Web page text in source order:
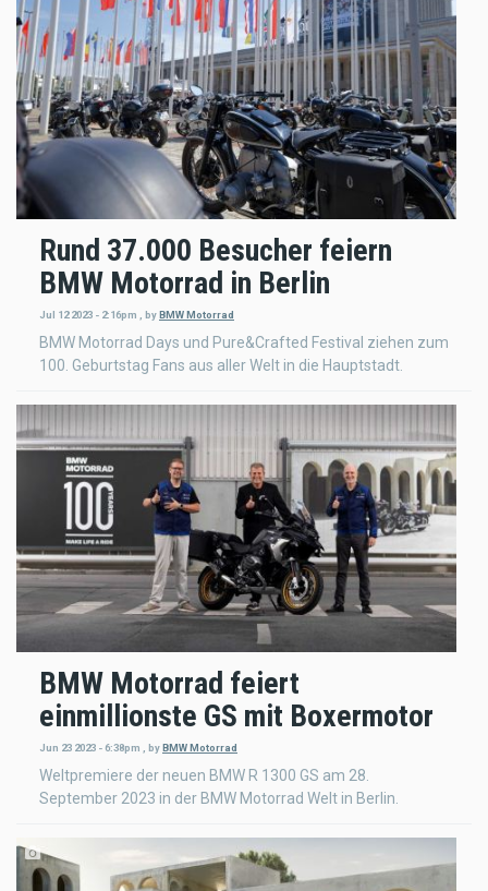
Rund 37.000 Besucher feiern
BMW Motorrad in Berlin
Jul 12 2023 - 2:16pm byBMW Motorrad
BMW Motorrad Days und Pure&Crafted Festival ziehen zum
100. Geburtstag Fans aus aller Welt in die Hauptstadt.
BMW Motorrad feiert
einmillionste GS mit Boxermotor
Jun 23 2023 - 6:38pm byBMW Motorrad
Weltpremiere der neuen BMW R 1300 GS am 28.
September 2023 in der BMW Motorrad Welt in Berlin.